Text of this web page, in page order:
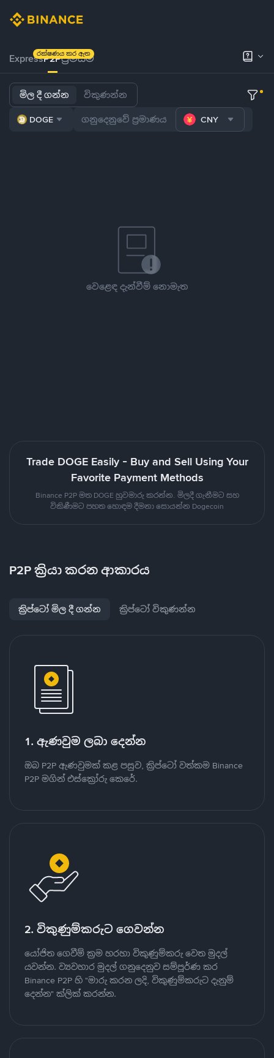
ExpressP2Pප්‍රිමියම්
රක්ෂණය කර ඇත
මිල දී ගන්න විකුණන්න
DOGE CNY
වෙළෙඳ දැන්වීම් නොමැත
Trade DOGE Easily - Buy and Sell Using Your
Favorite Payment Methods
Binance P2P මත DOGE හුවමාරු කරන්න. මිලදී ගැනීමට සහ
විකිණීමට පහත හොඳම දීමනා සොයන්න Dogecoin
P2P ක්‍රියා කරන ආකාරය
ක්‍රිප්ටෝ මිල දී ගන්න ක්‍රිප්ටෝ විකුණන්න
1. ඇණවුම ලබා දෙන්න
ඔබ P2P ඇණවුමක් කළ පසුව, ක්‍රිප්ටෝ වත්කම Binance
P2P මගින් එස්ක්‍රෝරු කෙරේ.
2. විකුණුම්කරුට ගෙවන්න
යෝජිත ගෙවීම් ක්‍රම හරහා විකුණුම්කරු වෙත මුදල්
යවන්න. ව්‍යවහාර මුදල් ගනුදෙනුව සම්පූර්ණ කර
Binance P2P හි "මාරු කරන ලදි, විකුණුම්කරුට දැනුම්
දෙන්න" ක්ලික් කරන්න.